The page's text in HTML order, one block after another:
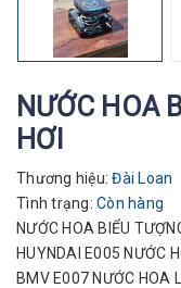
NƯỚC HOA
HƠI
Thương hiệu: Đài Loan
Tình trạng: Còn hàng
NƯỚC HOA BIỂU
HUYNDAI E005 NƯỚC
BMV E007 NƯỚC HOA